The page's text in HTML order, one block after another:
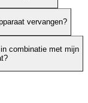
vervangen?
combinatie met mijn